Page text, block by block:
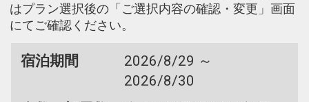
はプラン選択後の「ご選択内容の確認・変更」画面
にてご確認ください。
宿泊期間
2026/8/29 ～
2026/8/30